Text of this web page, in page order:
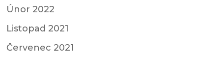
Únor 2022
Listopad 2021
Červenec 2021